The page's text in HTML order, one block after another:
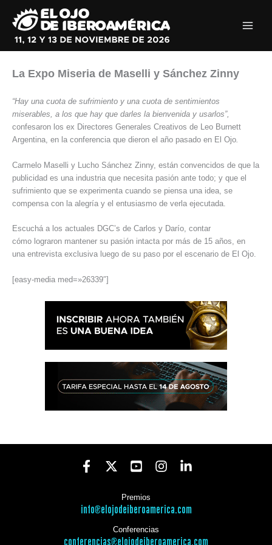
contenido
La Expo Miseria de Maselli y Sánchez Zinny
“Hay una cuota de sufrimiento y una cuota de sentimientos
miserables, a los que hay que darles la bienvenida y usarlos”,
confesaron los ex Directores Generales Creativos de Leo Burnett
Argentina, en la conferencia que dieron el año pasado en El Ojo.
Carmelo Maselli y Lucho Sánchez Zinny, están convencidos de que la
publicidad es una industria que necesita pasión ante todo; y que el
sufrimiento que se experimenta cuando se piensa una idea, se
compensa con la alegría y el entusiasmo de verla ejecutada.
Escuchá a los actuales DGC’s de Carlos y Darío, contar
cómo lograron mantener su pasión intacta por más de 15 años, en
una entrevista exclusiva luego de su paso por el escenario de El Ojo.
[easy-media med=»26339″]
Premios
info@elojodeiberoamerica.com
Conferencias
conferencias@elojodeiberoamerica.com